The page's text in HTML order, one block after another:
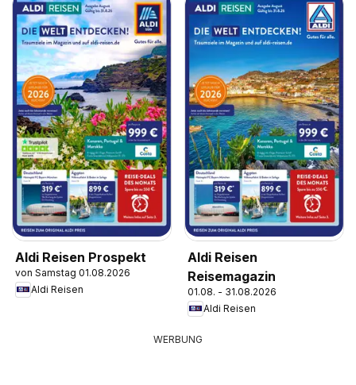
Aldi Reisen Prospekt
von Samstag 01.08.2026
Aldi Reisen
Aldi Reisen
Reisemagazin
01.08. - 31.08.2026
Aldi Reisen
WERBUNG